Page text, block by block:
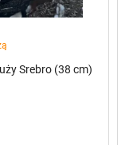
Srebro (38 cm)